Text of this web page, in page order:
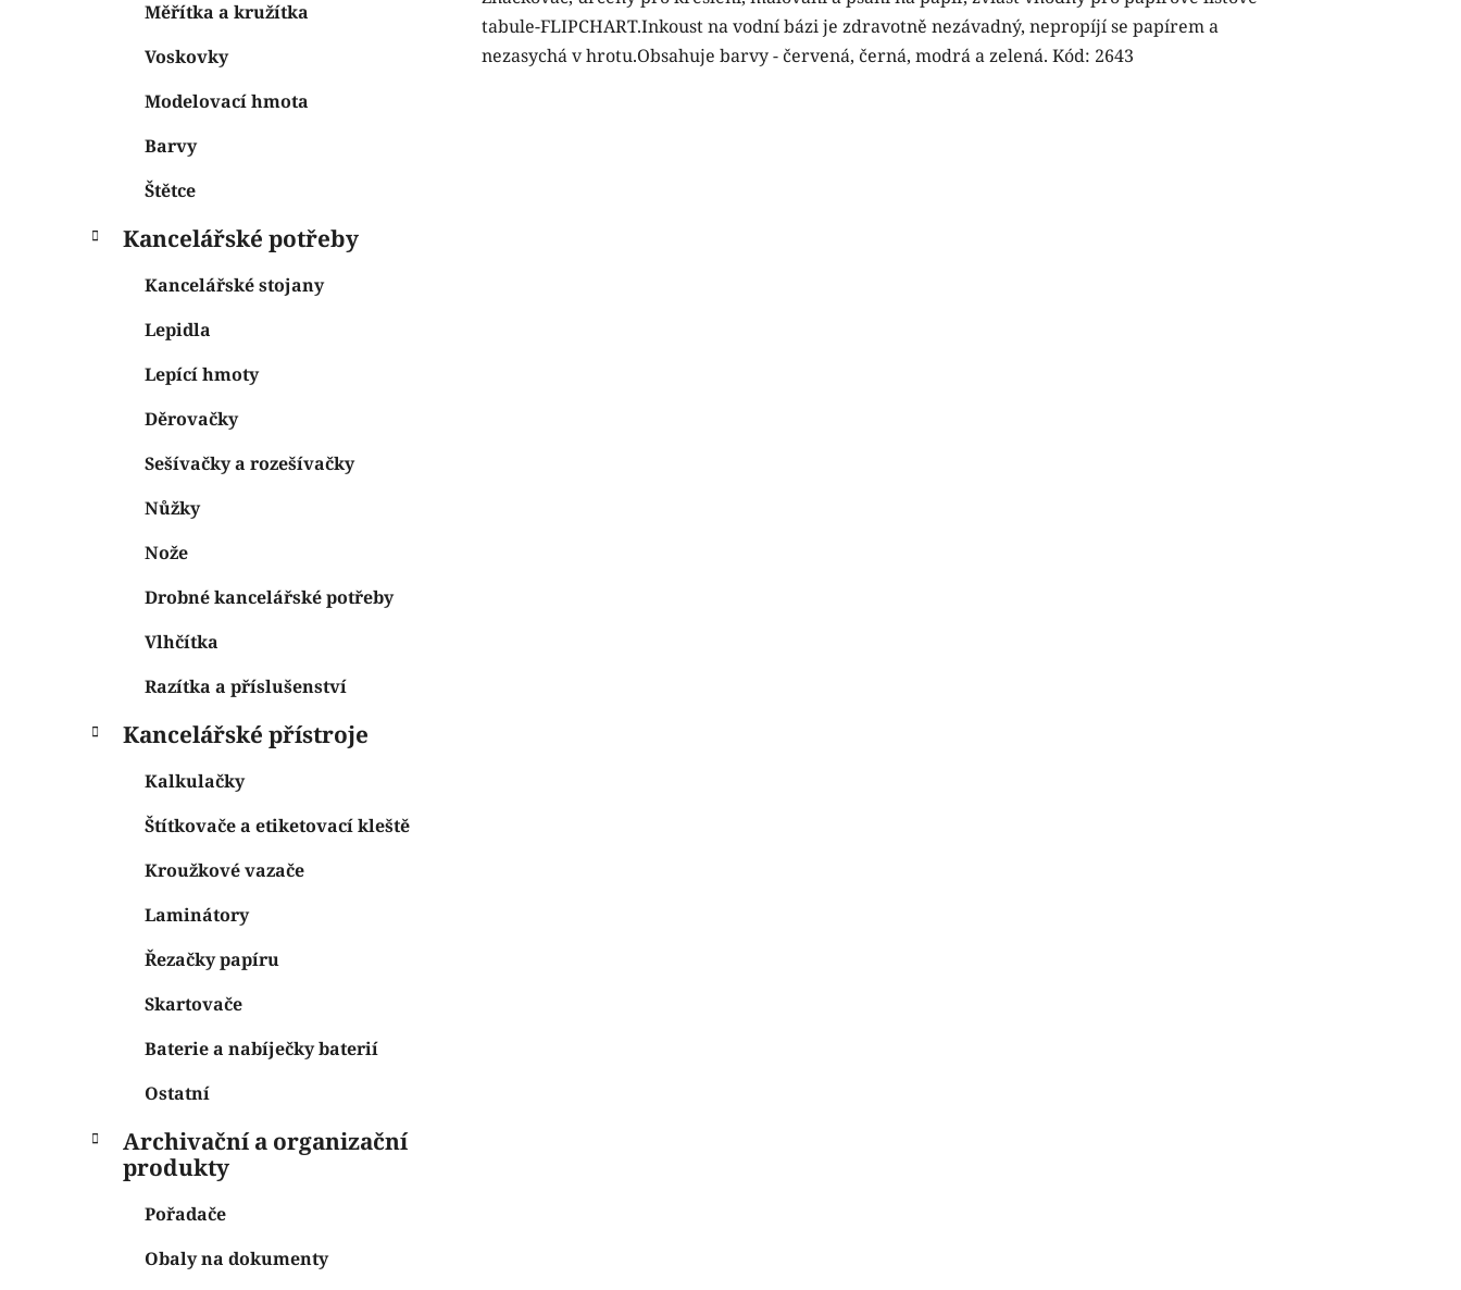
Měřítka a kružítka
Voskovky
Modelovací hmota
Barvy
Štětce
Kancelářské potřeby
Kancelářské stojany
Lepidla
Lepící hmoty
Děrovačky
Sešívačky a rozešívačky
Nůžky
Nože
Drobné kancelářské potřeby
Vlhčítka
Razítka a příslušenství
Kancelářské přístroje
Kalkulačky
Štítkovače a etiketovací kleště
Kroužkové vazače
Laminátory
Řezačky papíru
Skartovače
Baterie a nabíječky baterií
Ostatní
Archivační a organizační
produkty
Pořadače
Obaly na dokumenty
tabule-FLIPCHART.Inkoust na vodní bázi je zdravotně nezávadný, nepropíjí se papírem a
nezasychá v hrotu.Obsahuje barvy - červená, černá, modrá a zelená. Kód: 2643